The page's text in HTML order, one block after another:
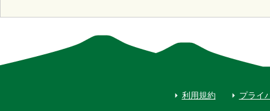
利用規約 プライ